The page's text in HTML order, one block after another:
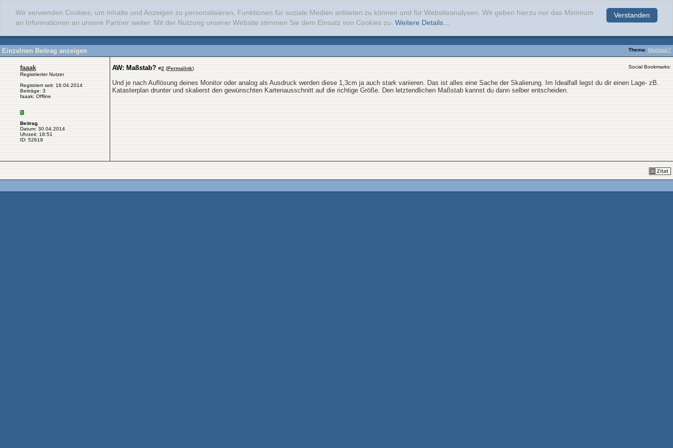
Verstanden
Wir verwenden Cookies, um Inhalte und Anzeigen zu personalisieren, Funktionen für soziale Medien anbieten zu können und für Websiteanalysen. Wir geben hierzu nur das Minimum
an Informationen an unsere Partner weiter. Mit der Nutzung unserer Website stimmen Sie dem Einsatz von Cookies zu. Weitere Details...
Thema: Maßstab?
Einzelnen Beitrag anzeigen
faaak
Registrierter Nutzer
Registriert seit: 16.04.2014
Beiträge: 3
faaak: Offline
Beitrag
Datum: 30.04.2014
Uhrzeit: 18:51
ID: 52619
AW: Maßstab? #2 (Permalink) Social Bookmarks:
Und je nach Auflösung deines Monitor oder analog als Ausdruck werden diese 1,3cm ja auch stark variieren. Das ist alles eine Sache der Skalierung. Im Idealfall legst du dir einen Lage- zB.
Katasterplan drunter und skalierst den gewünschten Kartenausschnitt auf die richtige Größe. Den letztendlichen Maßstab kannst du dann selber entscheiden.